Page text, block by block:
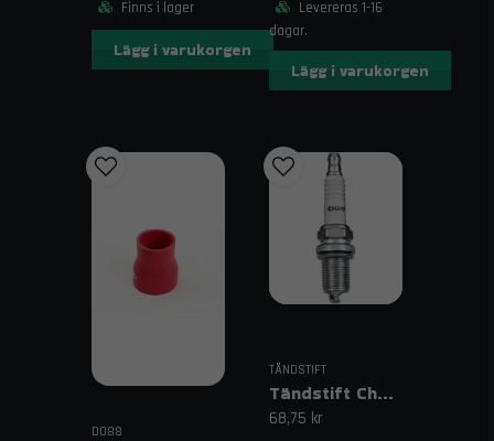
Finns i lager
Lägg i varukorgen
Levereras 1-16
dagar.
Lägg i varukorgen
DO88
TÄNDSTIFT
Tändstift Champion RC9YCC
68,75 kr